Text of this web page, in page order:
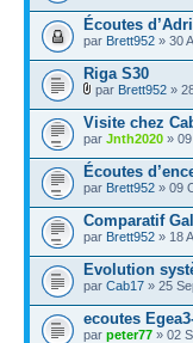
Écoutes
par Brett952 » 30
Riga S30
par Brett952 »
Visite chez
par Jnth2020 »
Écoutes
par Brett952 » 09
Comparatif
par Brett952 » 18
Evolution
par Cab17 » 25
ecoutes
par peter77 » 02